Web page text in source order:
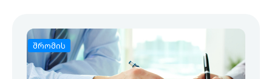
შრომის